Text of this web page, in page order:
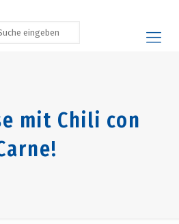
mit Chili con